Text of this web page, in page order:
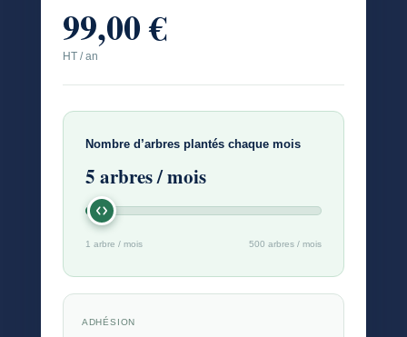
99,00 €
HT / an
Nombre d’arbres plantés chaque mois
5 arbres / mois
1 arbre / mois 500 arbres / mois
ADHÉSION